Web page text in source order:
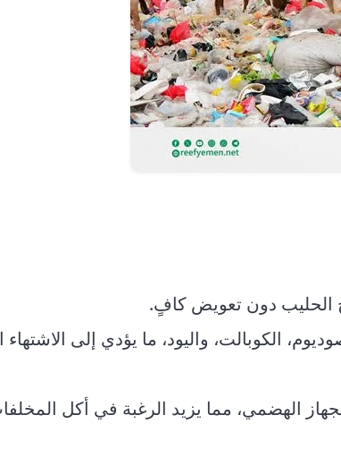
الحليب دون تعويض كافٍ.
الكوبالت، واليود، ما يؤدي إلى